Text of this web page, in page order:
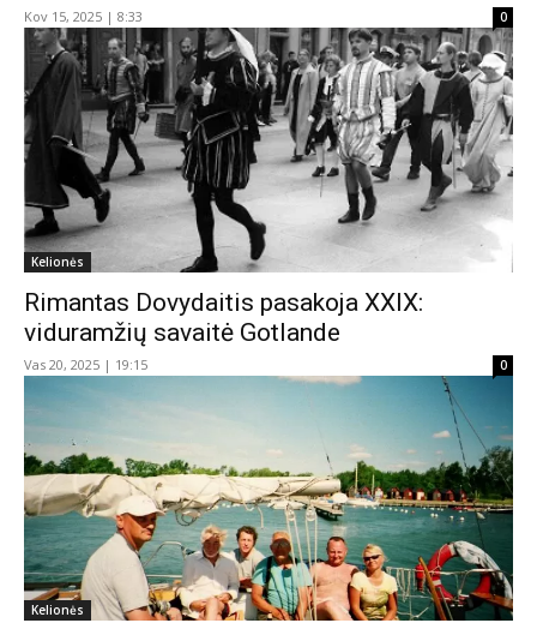
Kov 15, 2025 | 8:33 0
Kelionės
Rimantas Dovydaitis pasakoja XXIX:
viduramžių savaitė Gotlande
Vas 20, 2025 | 19:15 0
Kelionės